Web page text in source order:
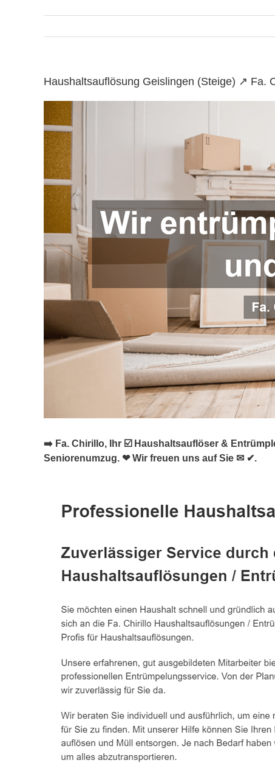
Haushaltsauflösung Geislingen (Steige) ↗️ Fa.
➡️ Fa. Chirillo, Ihr ☑️ Haushaltsauflöser &
Seniorenumzug. ❤ Wir freuen uns auf Sie ✉ ✔.